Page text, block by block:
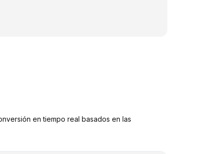
en tiempo real basados en las